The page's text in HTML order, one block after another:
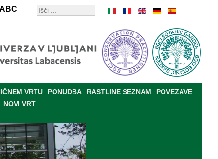
ABC
VRTU PONUDBA RASTLINE SEZNAM
POVEZAVE
NOVI VRT